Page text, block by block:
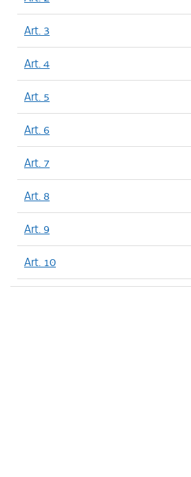
Art. 3
Art. 4
Art. 5
Art. 6
Art. 7
Art. 8
Art. 9
Art. 10